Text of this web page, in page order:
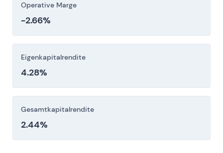
Operative Marge
-2.66%
Eigenkapitalrendite
4.28%
Gesamtkapitalrendite
2.44%